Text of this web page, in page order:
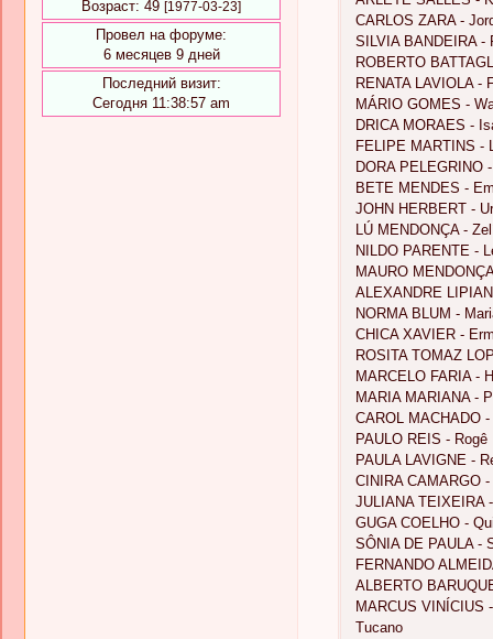
Возраст: 49 [1977-03-23]
Провел на форуме:
6 месяцев 9 дней
Последний визит:
Сегодня 11:38:57 am
CARLOS ZARA -
SILVIA BANDEIRA -
ROBERTO
RENATA LAVIOLA -
MÁRIO GOMES -
DRICA MORAES -
FELIPE MARTINS -
DORA PELEGRINO
BETE MENDES -
JOHN HERBERT -
LÚ MENDONÇA -
NILDO PARENTE -
MAURO
ALEXANDRE
NORMA BLUM -
CHICA XAVIER -
ROSITA TOMAZ
MARCELO FARIA -
MARIA MARIANA -
CAROL MACHADO
PAULO REIS - Rogê
PAULA LAVIGNE -
CINIRA CAMARGO
JULIANA TEIXEIRA
GUGA COELHO -
SÔNIA DE PAULA -
FERNANDO
ALBERTO
MARCUS VINÍCIUS
Tucano